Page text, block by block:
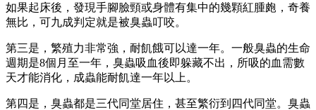
如果起床後，發現手腳臉頸或身體有集中的幾顆紅腫皰，奇養
無比，可九成判定就是被臭蟲叮咬。
第三是，繁殖力非常強，耐飢餓可以達一年。一般臭蟲的生命
週期是8個月至一年，臭蟲吸血後即躲藏不出，所吸的血需數
天才能消化，成蟲能耐飢達一年以上。
第四是，臭蟲都是三代同堂居住，甚至繁衍到四代同堂。臭蟲